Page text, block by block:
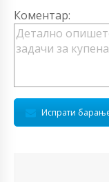
Коментар:
Испрати